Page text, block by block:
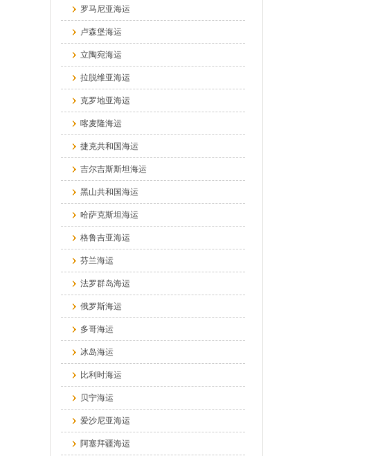
罗马尼亚海运
卢森堡海运
立陶宛海运
拉脱维亚海运
克罗地亚海运
喀麦隆海运
捷克共和国海运
吉尔吉斯斯坦海运
黑山共和国海运
哈萨克斯坦海运
格鲁吉亚海运
芬兰海运
法罗群岛海运
俄罗斯海运
多哥海运
冰岛海运
比利时海运
贝宁海运
爱沙尼亚海运
阿塞拜疆海运